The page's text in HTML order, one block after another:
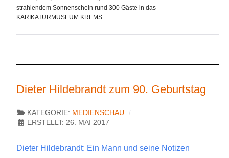
strahlendem Sonnenschein rund 300 Gäste in das
KARIKATURMUSEUM KREMS.
Dieter Hildebrandt zum 90. Geburtstag
KATEGORIE: MEDIENSCHAU
ERSTELLT: 26. MAI 2017
Dieter Hildebrandt: Ein Mann und seine Notizen